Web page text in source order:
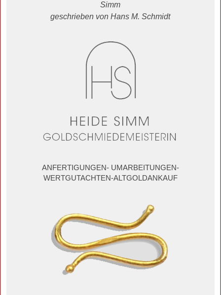
Simm
geschrieben von Hans M. Schmidt
ANFERTIGUNGEN- UMARBEITUNGEN-
WERTGUTACHTEN-ALTGOLDANKAUF